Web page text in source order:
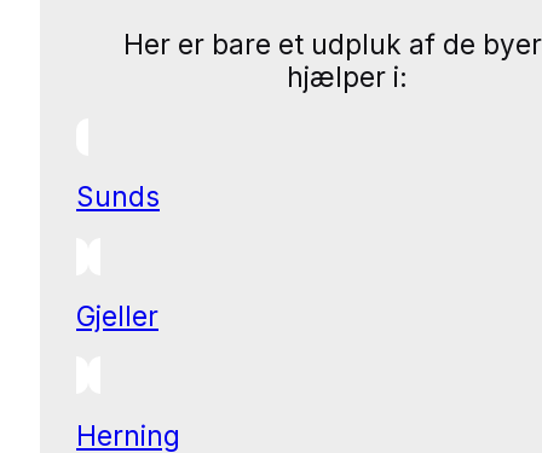
Her er bare et udpluk af de
hjælper i:
Sunds
Gjeller
Herning